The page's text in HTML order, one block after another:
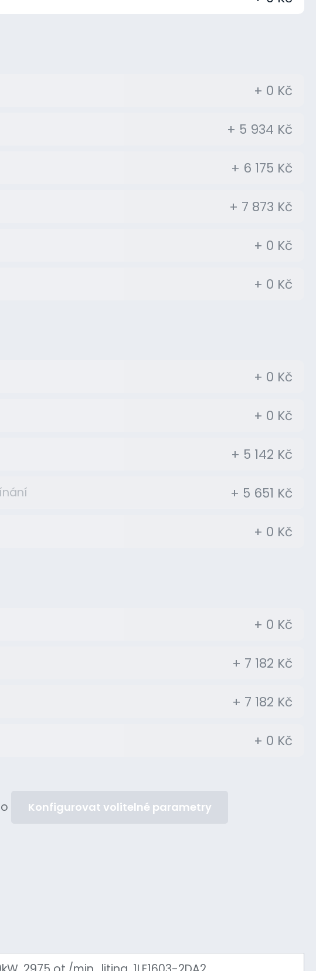
+ 0 Kč
+ 5 934 Kč
+ 6 175 Kč
+ 7 873 Kč
+ 0 Kč
+ 0 Kč
+ 0 Kč
+ 0 Kč
+ 5 142 Kč
+ 5 651 Kč
+ 0 Kč
+ 0 Kč
+ 7 182 Kč
+ 7 182 Kč
+ 0 Kč
Konfigurovat volitelné parametry